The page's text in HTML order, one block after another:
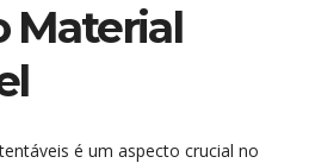
Material
é um aspecto crucial no